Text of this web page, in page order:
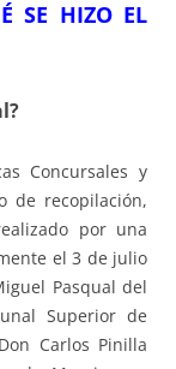
SE HIZO EL
Concursales y
de recopilación,
por una
el 3 de julio
Pasqual del
Superior de
Carlos Pinilla